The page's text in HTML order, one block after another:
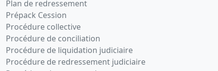
Plan de redressement
Prépack Cession
Procédure collective
Procédure de conciliation
Procédure de liquidation judiciaire
Procédure de redressement judiciaire